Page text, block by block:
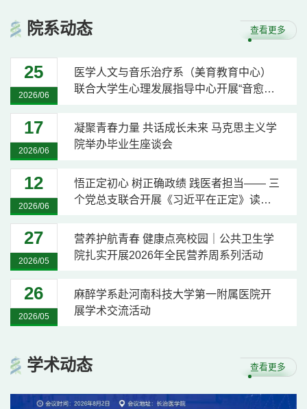
院系动态 查看更多
25
2026/06
医学人文与音乐治疗系（美育教育中心）
联合大学生心理发展指导中心开展“音愈心
17
2026/06
凝聚青春力量 共话成长未来 马克思主义学
院举办毕业生座谈会
12
2026/06
悟正定初心 树正确政绩 践医者担当—— 三
个党总支联合开展《习近平在正定》读书
27
2026/05
营养护航青春 健康点亮校园｜公共卫生学
院扎实开展2026年全民营养周系列活动
26
2026/05
麻醉学系赴河南科技大学第一附属医院开
展学术交流活动
学术动态 查看更多